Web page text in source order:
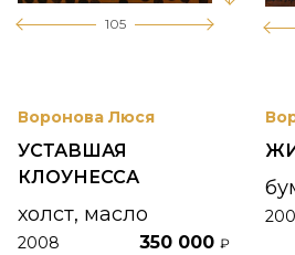
105
Воронова Люся
УСТАВШАЯ
КЛОУНЕССА
холст, масло
2008 350 000 ₽